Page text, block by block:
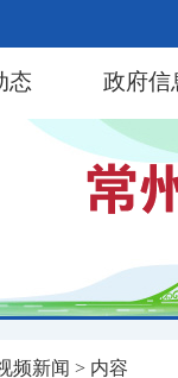
态 政府信
频新闻 > 内容